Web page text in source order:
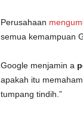
.
c
o
Perusahaan
semua kemampuan
Google menjamin a
apakah itu
tumpang tindih.”